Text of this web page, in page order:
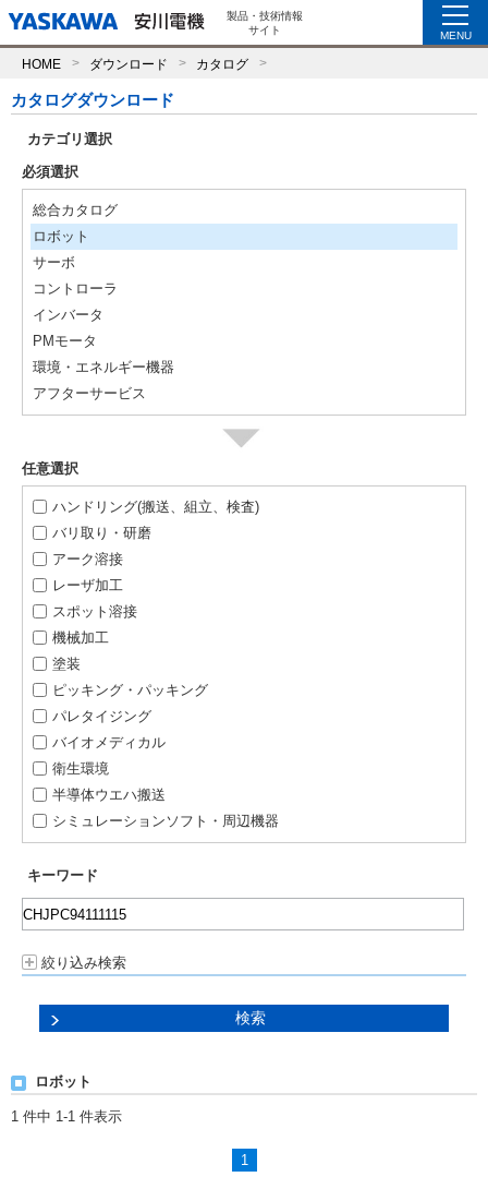
製品・技術情報
サイト
MENU
HOME ダウンロード カタログ
カタログダウンロード
カテゴリ選択
必須選択
総合カタログ
ロボット
サーボ
コントローラ
インバータ
PMモータ
環境・エネルギー機器
アフターサービス
任意選択
ハンドリング(搬送、組立、検査)
バリ取り・研磨
アーク溶接
レーザ加工
スポット溶接
機械加工
塗装
ピッキング・パッキング
パレタイジング
バイオメディカル
衛生環境
半導体ウエハ搬送
シミュレーションソフト・周辺機器
キーワード
絞り込み検索
ロボット
1 件中 1-1 件表示
1